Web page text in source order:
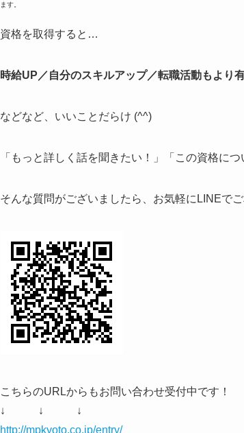
ます。
資格を取得すると…
時給UP／自分のスキルアップ／転職活動もより有
などなど、いいことだらけ (^^)
「もっと詳しく話を聞きたい！」「この資格につ
そんな質問がございましたら、お気軽にLINEで
こちらのURLからもお問い合わせ受付中です！
↓ ↓ ↓
http://mpkyoto.co.jp/entry/